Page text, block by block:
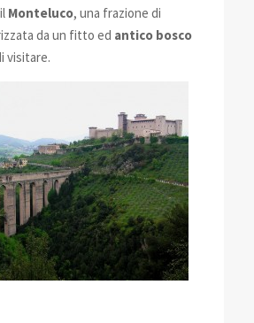
Monteluco, una frazione di
da un fitto ed antico bosco
visitare.